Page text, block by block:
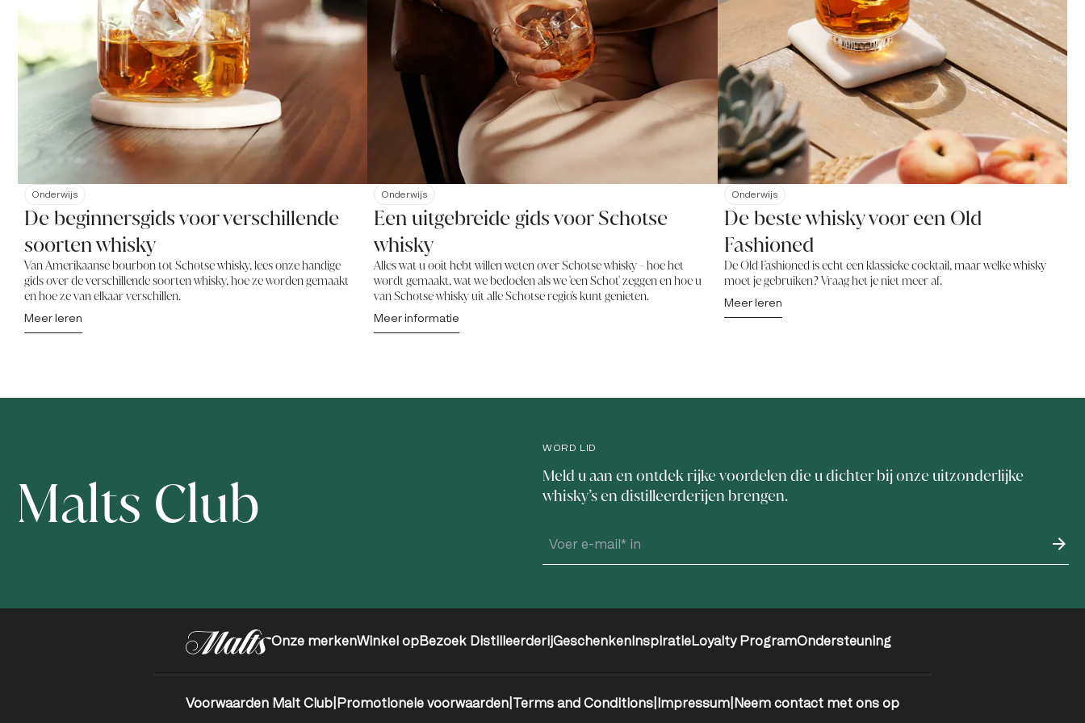
Onderwijs
De beginnersgids voor verschillende
soorten whisky
Van Amerikaanse bourbon tot Schotse whisky, lees onze handige
gids over de verschillende soorten whisky, hoe ze worden gemaakt
en hoe ze van elkaar verschillen.
Meer leren
Onderwijs
Een uitgebreide gids voor Schotse
whisky
Alles wat u ooit hebt willen weten over Schotse whisky - hoe het
wordt gemaakt, wat we bedoelen als we 'een Schot' zeggen en hoe u
van Schotse whisky uit alle Schotse regio's kunt genieten.
Meer informatie
Onderwijs
De beste whisky voor een Old
Fashioned
De Old Fashioned is echt een klassieke cocktail, maar welke whisky
moet je gebruiken? Vraag het je niet meer af.
Meer leren
Malts Club
WORD LID
Meld u aan en ontdek rijke voordelen die u dichter bij onze uitzonderlijke
whisky’s en distilleerderijen brengen.
Onze merkenWinkel opBezoek DistilleerderijGeschenkenInspiratieLoyalty ProgramOndersteuning
Voorwaarden Malt Club Promotionele voorwaarden Terms and Conditions Impressum Neem contact met ons op